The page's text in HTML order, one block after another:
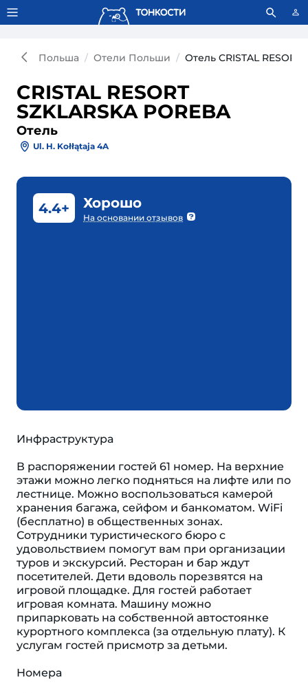
Тонкости используют сookie-файлы. Что это значит?
Польша Отели Польши Отель CRISTAL RESORT
CRISTAL RESORT
SZKLARSKA POREBA
Отель
Ul. H. Kołłątaja 4A
4.4+ Хорошо
На основании отзывов
Инфраструктура
В распоряжении гостей 61 номер. На верхние
этажи можно легко подняться на лифте или по
лестнице. Можно воспользоваться камерой
хранения багажа, сейфом и банкоматом. WiFi
(бесплатно) в общественных зонах.
Сотрудники туристического бюро с
удовольствием помогут вам при организации
туров и экскурсий. Ресторан и бар ждут
посетителей. Дети вдоволь порезвятся на
игровой площадке. Для гостей работает
игровая комната. Машину можно
припарковать на собственной автостоянке
курортного комплекса (за отдельную плату). К
услугам гостей присмотр за детьми.
Номера